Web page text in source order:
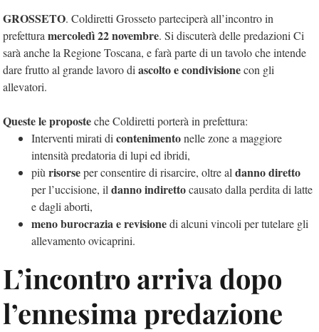
GROSSETO. Coldiretti Grosseto parteciperà all’incontro in
prefettura mercoledì 22 novembre. Si discuterà delle predazioni Ci
sarà anche la Regione Toscana, e farà parte di un tavolo che intende
dare frutto al grande lavoro di ascolto e condivisionecon gli
allevatori.
Queste le proposteche Coldiretti porterà in prefettura:
Interventi mirati di contenimentonelle zone a maggiore
intensità predatoria di lupi ed ibridi,
più risorseper consentire di risarcire, oltre al danno diretto
per l’uccisione, il danno indirettocausato dalla perdita di latte
e dagli aborti,
meno burocrazia e revisionedi alcuni vincoli per tutelare gli
allevamento ovicaprini.
L’incontro arriva dopo
l’ennesima predazione